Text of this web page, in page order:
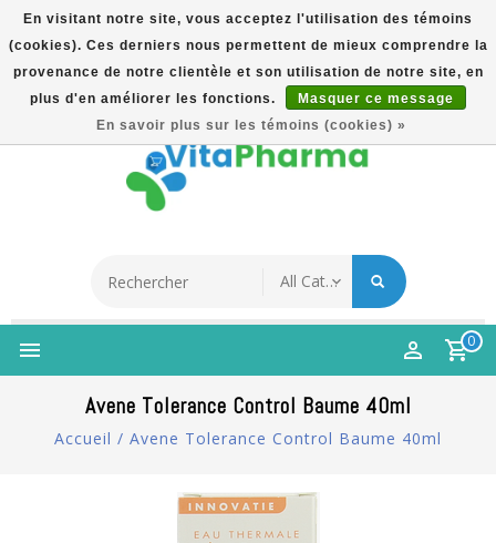
5% Korting Na Aanmelding Op Nieuwsbrief | Gratis
Verzending Vanaf €49 | Online Sinds 2007
Français
0
Avene Tolerance Control Baume 40ml
Accueil / Avene Tolerance Control Baume 40ml
En visitant notre site, vous acceptez l'utilisation des témoins
(cookies). Ces derniers nous permettent de mieux comprendre la
provenance de notre clientèle et son utilisation de notre site, en
plus d'en améliorer les fonctions.
Masquer ce message
En savoir plus sur les témoins (cookies) »